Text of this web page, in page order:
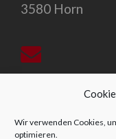
Wir verwenden Cookies,
optimieren.
3580 Horn
office@allegro-